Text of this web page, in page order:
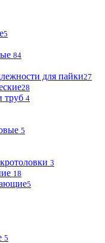
5
84
для пайки27
28
труб 4
5
3
18
5
5